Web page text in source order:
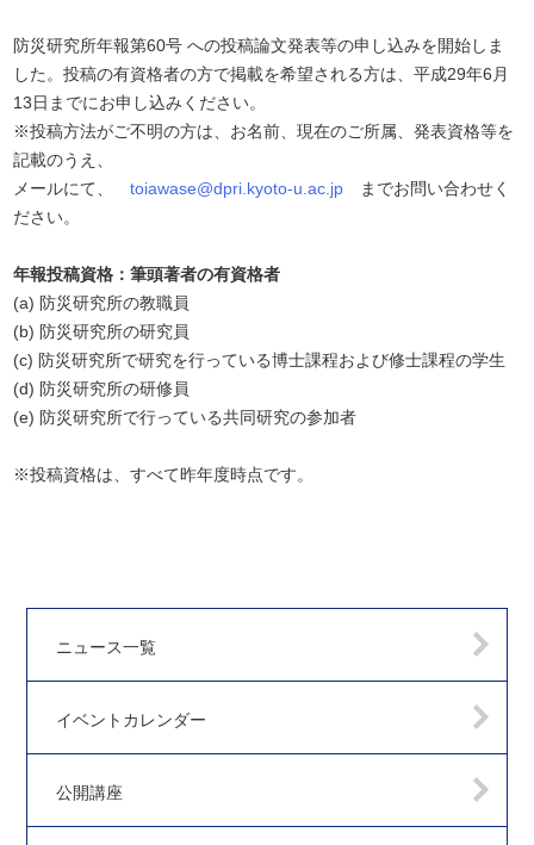
防災研究所年報第60号 への投稿論文発表等の申し込みを開始しま
した。投稿の有資格者の方で掲載を希望される方は、平成29年6月
13日までにお申し込みください。
※投稿方法がご不明の方は、お名前、現在のご所属、発表資格等を
記載のうえ、
メールにて、toiawase@dpri.kyoto-u.ac.jp までお問い合わせく
ださい。
年報投稿資格：筆頭著者の有資格者
(a) 防災研究所の教職員
(b) 防災研究所の研究員
(c) 防災研究所で研究を行っている博士課程および修士課程の学生
(d) 防災研究所の研修員
(e) 防災研究所で行っている共同研究の参加者
※投稿資格は、すべて昨年度時点です。
ニュース一覧
イベントカレンダー
公開講座